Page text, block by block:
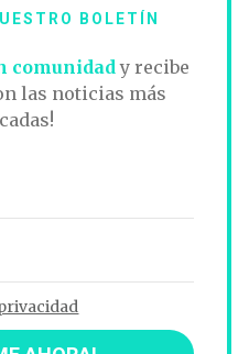
BOLETÍN
comunidad y recibe
las noticias más